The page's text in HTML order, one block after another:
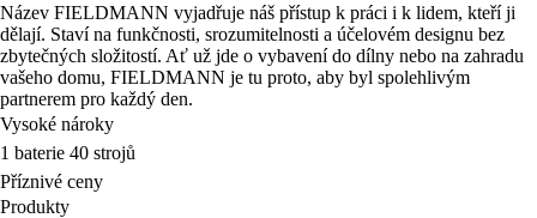
Název FIELDMANN vyjadřuje náš přístup k práci i k lidem, kteří ji
dělají. Staví na funkčnosti, srozumitelnosti a účelovém designu bez
zbytečných složitostí. Ať už jde o vybavení do dílny nebo na zahradu
vašeho domu, FIELDMANN je tu proto, aby byl spolehlivým
partnerem pro každý den.
Vysoké nároky
1 baterie 40 strojů
Příznivé ceny
Produkty